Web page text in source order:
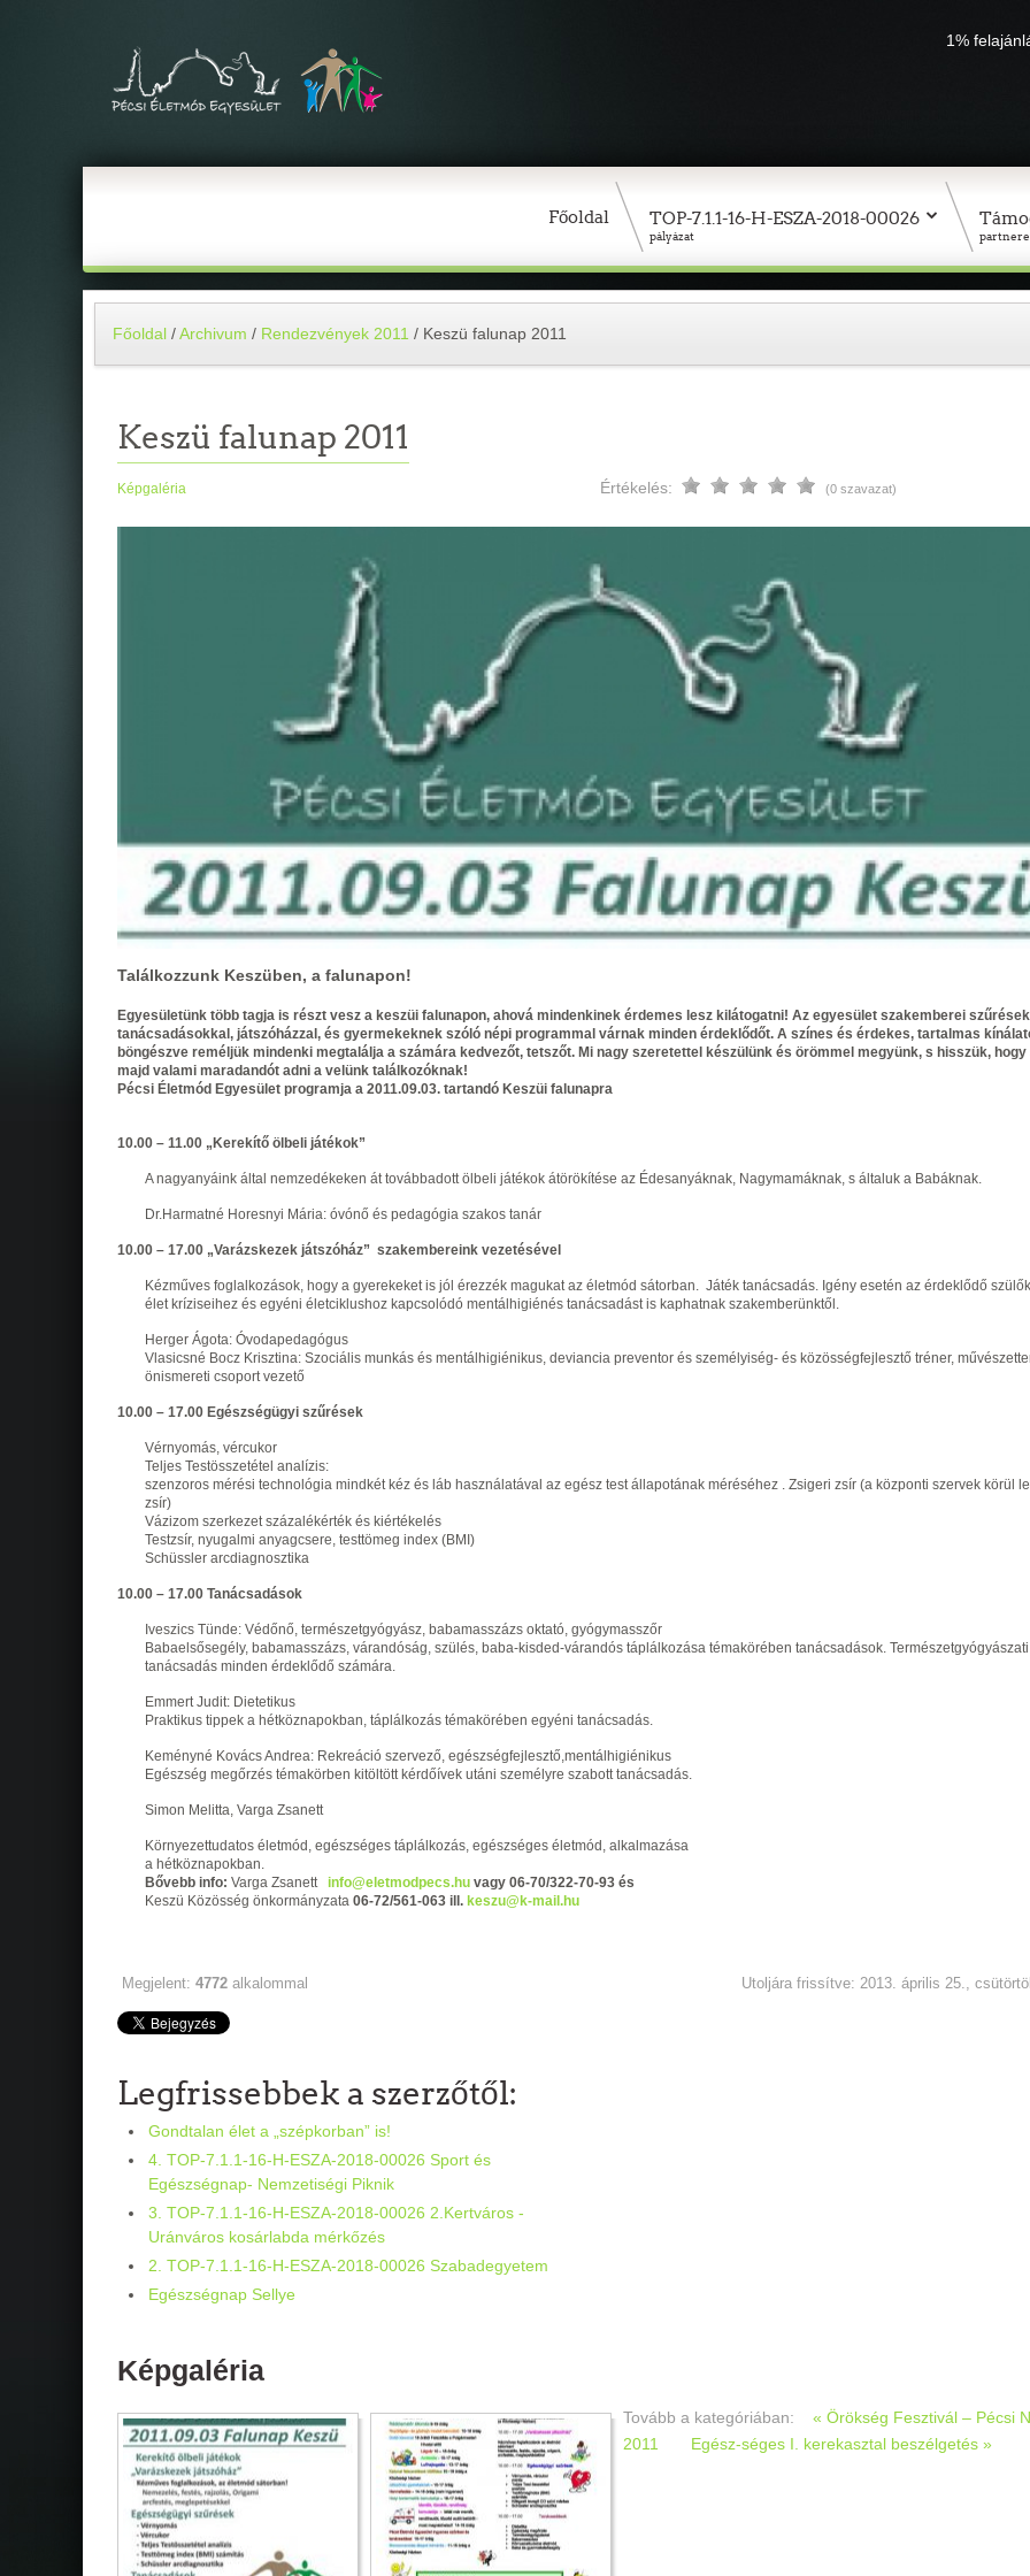
1%
Főoldal TOP-7.1.1-16-H-ESZA-2018-00026
pályázat
Főoldal /Archivum / Rendezvények 2011 / Keszü falunap 2011
Keszü falunap 2011
Képgaléria Értékelés: (0 szavazat)
Találkozzunk Keszüben, a falunapon!
Egyesületünk több tagja is részt vesz a keszüi falunapon, ahová mindenkinek érdemes lesz kilátogatni! Az egyesület szakemberei
tanácsadásokkal, játszóházzal, és gyermekeknek szóló népi programmal várnak minden érdeklődőt. A színes és érdekes, tartalmas
böngészve reméljük mindenki megtalálja a számára kedvezőt, tetszőt. Mi nagy szeretettel készülünk és örömmel megyünk, s hisszük,
majd valami maradandót adni a velünk találkozóknak!
Pécsi Életmód Egyesület programja a 2011.09.03. tartandó Keszüi falunapra
10.00 – 11.00 „Kerekítő ölbeli játékok”
A nagyanyáink által nemzedékeken át továbbadott ölbeli játékok átörökítése az Édesanyáknak, Nagymamáknak, s általuk a Babáknak.
Dr.Harmatné Horesnyi Mária: óvónő és pedagógia szakos tanár
10.00 – 17.00 „Varázskezek játszóház” szakembereink vezetésével
Kézműves foglalkozások, hogy a gyerekeket is jól érezzék magukat az életmód sátorban. Játék tanácsadás. Igény esetén az érdeklődő
élet kríziseihez és egyéni életciklushoz kapcsolódó mentálhigiénés tanácsadást is kaphatnak szakemberünktől.
Herger Ágota: Óvodapedagógus
Vlasicsné Bocz Krisztina: Szociális munkás és mentálhigiénikus, deviancia preventor és személyiség- és közösségfejlesztő tréner,
önismereti csoport vezető
10.00 – 17.00 Egészségügyi szűrések
Vérnyomás, vércukor
Teljes Testösszetétel analízis:
szenzoros mérési technológia mindkét kéz és láb használatával az egész test állapotának méréséhez . Zsigeri zsír (a központi szervek körül
zsír)
Vázizom szerkezet százalékérték és kiértékelés
Testzsír, nyugalmi anyagcsere, testtömeg index (BMI)
Schüssler arcdiagnosztika
10.00 – 17.00 Tanácsadások
Iveszics Tünde: Védőnő, természetgyógyász, babamasszázs oktató, gyógymasszőr
Babaelsősegély, babamasszázs, várandóság, szülés, baba-kisded-várandós táplálkozása témakörében tanácsadások. Természetgyógyászati
tanácsadás minden érdeklődő számára.
Emmert Judit: Dietetikus
Praktikus tippek a hétköznapokban, táplálkozás témakörében egyéni tanácsadás.
Keményné Kovács Andrea: Rekreáció szervező, egészségfejlesztő,mentálhigiénikus
Egészség megőrzés témakörben kitöltött kérdőívek utáni személyre szabott tanácsadás.
Simon Melitta, Varga Zsanett
Környezettudatos életmód, egészséges táplálkozás, egészséges életmód, alkalmazása
a hétköznapokban.
Bővebb info: Varga Zsanett info@eletmodpecs.hu vagy 06-70/322-70-93 és
Keszü Közösség önkormányzata 06-72/561-063 ill. keszu@k-mail.hu
Megjelent: 4772 alkalommal Utoljára frissítve: 2013. április 25.,
Legfrissebbek a szerzőtől:
Gondtalan élet a „szépkorban” is!
4. TOP-7.1.1-16-H-ESZA-2018-00026 Sport és
Egészségnap- Nemzetiségi Piknik
3. TOP-7.1.1-16-H-ESZA-2018-00026 2.Kertváros -
Uránváros kosárlabda mérkőzés
2. TOP-7.1.1-16-H-ESZA-2018-00026 Szabadegyetem
Egészségnap Sellye
Képgaléria
Tovább a kategóriában:
« Örökség Fesztivál – Pécsi
2011
Egész-séges I. kerekasztal beszélgetés »